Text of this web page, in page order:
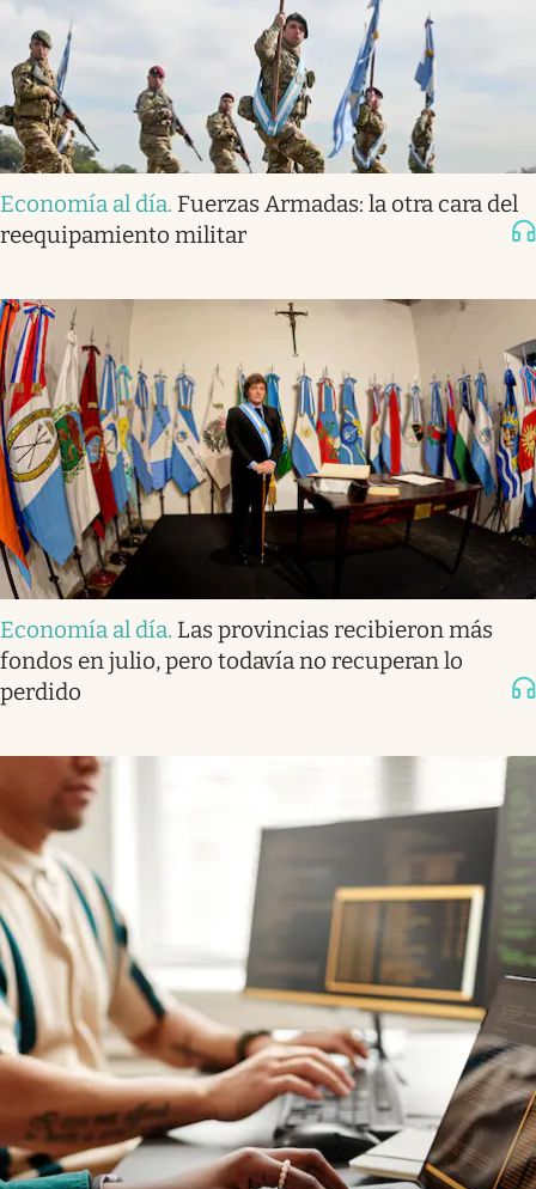
Economía al día. Fuerzas Armadas: la otra cara del
reequipamiento militar
Economía al día. Las provincias recibieron más
fondos en julio, pero todavía no recuperan lo
perdido